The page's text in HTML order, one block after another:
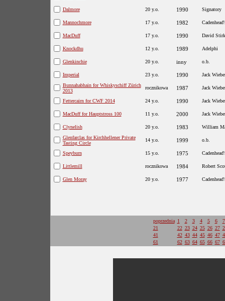
Dalmore 20 y.o. 1990 Signatory
Mannochmore 17 y.o. 1982
MacDuff 17 y.o. 1990 David Stirk
Knockdhu 12 y.o. 1989 Adelphi
Glenkinchie 20 y.o. inny o.b.
Imperial 23 y.o. 1990
Jack
Bunnahabhain for Whiskyschiff Zürich
2013
rocznikowa 1987 Jack
Fettercairn for CWF 2014 24 y.o. 1990 Jack
MacDuff for Hauptstross 100 11 y.o. 2000 Jack
Clynelish 20 y.o. 1983
William
Glenfarclas for Kirchhellener Private
Tasting Circle
14 y.o. 1999 o.b.
Speyburn 15 y.o. 1975
Littlemill rocznikowa 1984 Robert
Glen Moray 20 y.o. 1977
poprzednia 1 2 3 4 5 6
7
21
22 23 24 25 26 27
41
42 43 44 45 46 47
61
62 63 64 65 66 67